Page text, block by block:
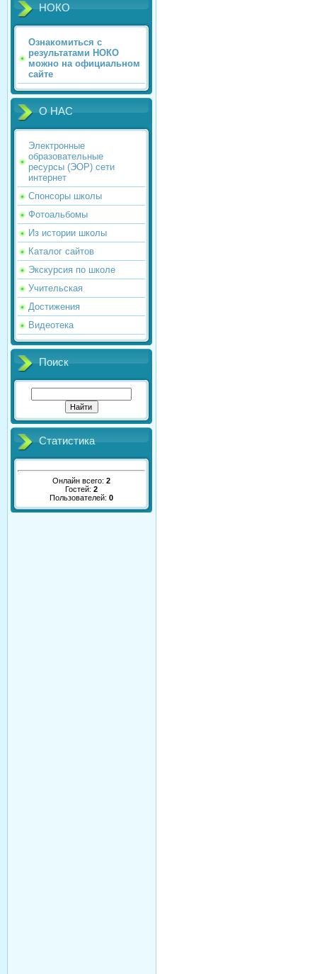
НОКО
Ознакомиться с
результатами НОКО
можно на официальном
сайте
О НАС
Электронные
образовательные
ресурсы (ЭОР) сети
интернет
Спонсоры школы
Фотоальбомы
Из истории школы
Каталог сайтов
Экскурсия по школе
Учительская
Достижения
Видеотека
Поиск
Статистика
Онлайн всего: 2
Гостей: 2
Пользователей: 0